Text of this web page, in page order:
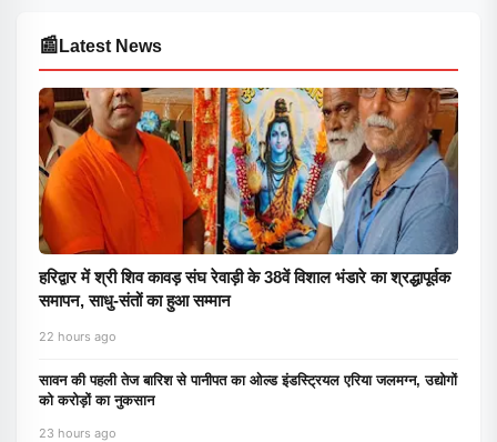
📰 Latest News
हरिद्वार में श्री शिव कावड़ संघ रेवाड़ी के 38वें विशाल भंडारे का श्रद्धापूर्वक
समापन, साधु-संतों का हुआ सम्मान
22 hours ago
सावन की पहली तेज बारिश से पानीपत का ओल्ड इंडस्ट्रियल एरिया जलमग्न, उद्योगों
को करोड़ों का नुकसान
23 hours ago